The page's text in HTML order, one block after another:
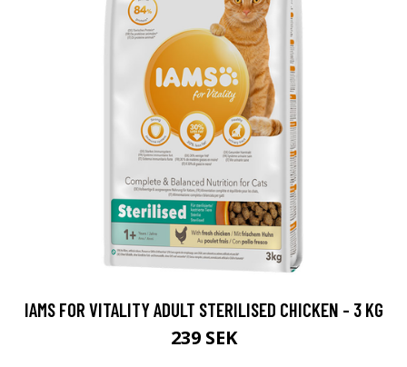
IAMS FOR VITALITY ADULT STERILISED CHICKEN - 3 KG
239 SEK